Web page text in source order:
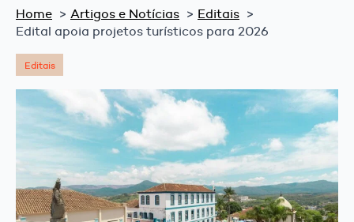
Home Artigos e Notícias
Editais
Edital apoia projetos turísticos para 2026
Editais